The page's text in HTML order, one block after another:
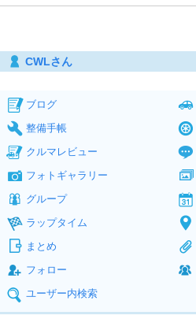
CWLさん
ブログ
整備手帳
クルマレビュー
フォトギャラリー
グループ
ラップタイム
まとめ
フォロー
ユーザー内検索